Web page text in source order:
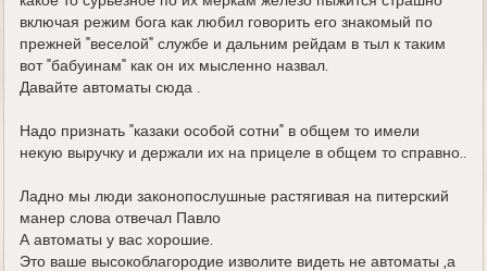
включая режим бога как любил говорить его знакомый по
прежней "веселой" службе и дальним рейдам в тыл к таким
вот "бабуинам" как он их мысленно назвал.
Давайте автоматы сюда .
Надо признать "казаки особой сотни" в общем то имели
некую выручку и держали их на прицеле в общем то справно..
Ладно мы люди законопослушные растягивая на питерский
манер слова отвечал Павло
А автоматы у вас хорошие.
Это ваше высокоблагородие изволите видеть не автоматы ,а